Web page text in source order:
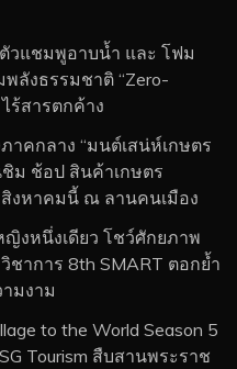
วแชมพูอาบน้ำ และ โฟม
ลังธรรมชาติ “Zero-
ร้สารตกค้าง
าคกลาง “มนต์เสน่ห์เกษตร
ม ช้อป สินค้าเกษตร
งหาคมนี้ ณ ลานคนเมือง
งหนึ่งเดียว โชว์ศักยภาพ
าการ 8th SMART ตอกย้ำ
มงาม
to the World Season 5
Tourism สืบสานพระราช